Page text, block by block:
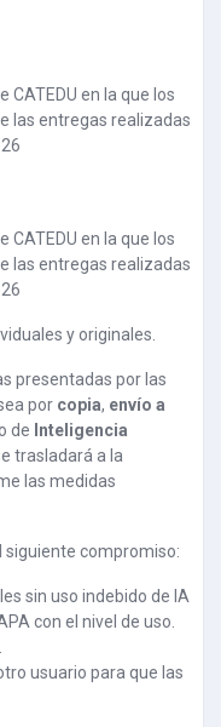
CATEDU en la que los
las entregas realizadas
CATEDU en la que los
las entregas realizadas
y originales.
presentadas por las
por copia, envío a
de Inteligencia
trasladará a la
las medidas
siguiente compromiso:
sin uso indebido de IA
con el nivel de uso.
usuario para que las